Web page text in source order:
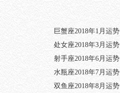
巨蟹座2018年1月运势
处女座2018年3月运势
射手座2018年6月运势
水瓶座2018年7月运势
双鱼座2018年8月运势